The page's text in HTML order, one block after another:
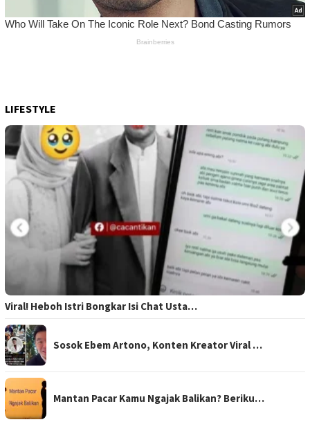
LIFESTYLE
Viral! Heboh Istri Bongkar Isi Chat Usta…
Sosok Ebem Artono, Konten Kreator Viral …
Mantan Pacar Kamu Ngajak Balikan? Beriku…